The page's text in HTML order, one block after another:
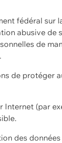
fédéral
abusive
de
de
(par
des